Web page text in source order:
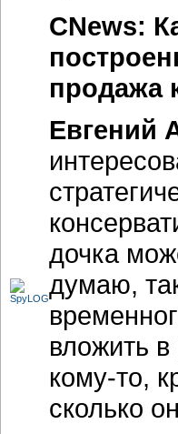
CNews:
продажа
Евгений
дочка
думаю,
вложить
кому-то,
сколько